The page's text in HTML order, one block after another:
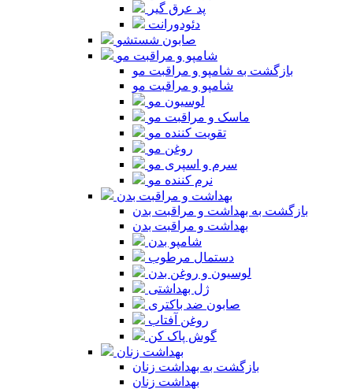
پد عرق گیر
دئودورانت
صابون شستشو
شامپو و مراقبت مو
بازگشت به شامپو و مراقبت مو
شامپو و مراقبت مو
لوسیون مو
ماسک و مراقبت مو
تقویت کننده مو
روغن مو
سرم و اسپری مو
نرم کننده مو
بهداشت و مراقبت بدن
بازگشت به بهداشت و مراقبت بدن
بهداشت و مراقبت بدن
شامپو بدن
دستمال مرطوب
لوسیون و روغن بدن
ژل بهداشتی
صابون ضد باکتری
روغن آفتاب
گوش پاک کن
بهداشت زنان
بازگشت به بهداشت زنان
بهداشت زنان